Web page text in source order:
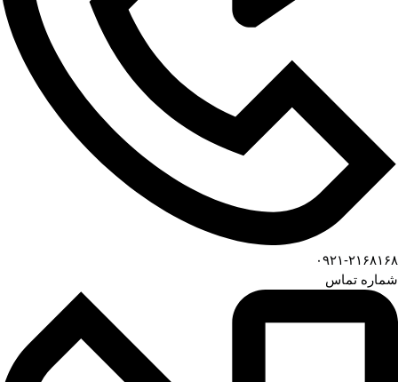
۰۹۲۱-۲۱۶۸۱۶۸
شماره تماس